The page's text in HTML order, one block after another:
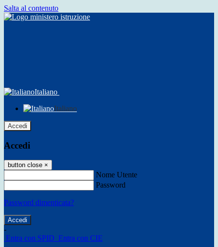
Salta al contenuto
Italiano
Italiano
Accedi
Accedi
button close ×
Nome Utente
Password
Password dimenticata?
-
Entra con SPID Entra con CIE